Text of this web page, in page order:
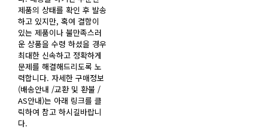
제품의 상태를 확인 후 발송
하고 있지만, 혹여 결함이
있는 제품이나 불만족스러
운 상품을 수령 하셨을 경우
최대한 신속하고 정확하게
문제를 해결해드리도록 노
력합니다. 자세한 구매정보
(배송안내 /교환 및 환불 /
AS안내)는 아래 링크를 클
릭하여 참고 하시길바랍니
다.